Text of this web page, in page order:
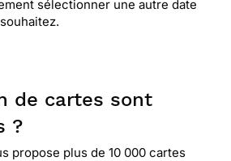
sélectionner une autre date
de cartes sont
?
propose plus de 10 000 cartes